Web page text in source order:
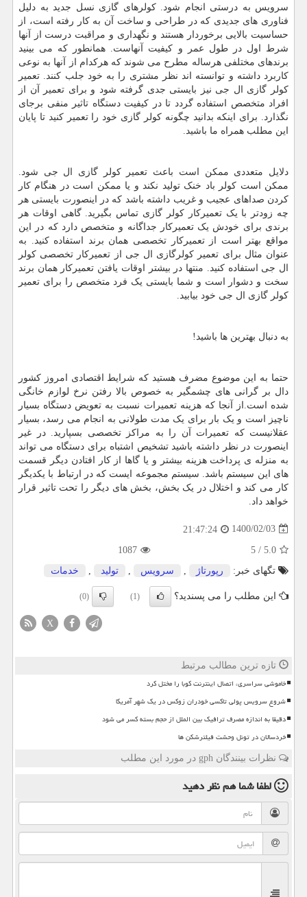
سرویس به درستی انجام شود. کولرهای گازی نسل جدید به دلیل
فناوری های جدیدی که در طراحی و ساخت آن به کار رفته است، از
حساسیت بالایی برخوردار هستند و نگهداری و مراقبت درست از آنها
شرط اول در طول عمر و کیفیت آنهاست. همانطور که می بینید
برندهای مختلفی هرساله مطرح می شوند که هرکدام از آنها به نوعی
کاربرد داشته و توانسته اند نظر مشتری را به خود جلب کنند. تعمیر
کولر گازی ال جی نیز بایستی جدی گرفته شود و برای تعمیر آن از
افراد متخصص استفاده گردد تا در کیفیت دستگاه تاثیر منفی برجای
نگذارد. برای اینکه بدانید چگونه کولر گازی خود را تعمیر کنید تا پایان
این مطلب همراه ما باشید.
دلایل متعددی ممکن است باعث تعمیر کولر گازی ال جی شود.
ممکن است کولر باد خنک تولید نکند و یا ممکن است در هنگام کار
کردن صداهای عجیب و غریب داشته باشد که در اینصورت بایستی هر
چه زودتر با یک تعمیرکار کولر گازی تماس بگیرید. گاهی اوقات هر
برندی برای خودش یک تعمیرکار جداگانه و متخصص دارد که در این
مواقع بهتر است از تعمیرکار تخصصی همان برند استفاده کنید. به
عنوان مثال برای تعمیر کولرگازی ال جی از تعمیرکار تخصصی کولر
ال جی استفاده کنید. منتها در بیشتر اوقات یافتن تعمیرکار همان برند
سخت و دشوار است و شما بایستی یک فرد متخصص را برای تعمیر
کولر گازی ال جی خود بیابید.
به دنبال بهترین ها باشید!
حتما به این موضوع مضرف هستید که شرایط اقتصادی امروز کشور
دال بر گرانی های چشمگیر به خصوص بالا رفتن نرخ لوازم خانگی
شده است.از آنجا که هزینه تعمیرات نسبت به تعویض دستگاه بسیار
ناچیز است و یک بار برای یک مدت طولانی به انجام می رسد، بسیار
عقلانیست که تعمیرات آن را به مراکز تخصصی بسپارید. در غیر
اینصورت در نظر داشته باشید تشخیص اشتباه برای دستگاه می تواند
به منزله ی پرداخت هزینه بیشتر و یا گاها از کار افتادن دیگر قسمت
های این سیستم باشد. سیستم مجموعه ایست که در ارتباط با یکدیگر
کار می کند و اختلال در یک بخش، بخش های دیگر را تحت تاثیر قرار
خواهد داد.
1400/02/03
21:47:24
5.0
/
5
1087
تگهای خبر:
رپورتاژ , سرویس , تولید , خدمات
این مطلب را می پسندید؟ (1)
(0)
X
تازه ترین مطالب مرتبط
خاموشی سراسری، اتصال اینترنت کوبا را مختل کرد
شروع سرویس پولی تاکسی خودران زوکس در یک شهر آمریکا
دقیقا به اندازه مصرف ترافیک بین الملل از حجم بسته کسر می شود
خردسالان در تونل وحشت فیلترشکن ها
نظرات بینندگان gph در مورد این مطلب
لطفا شما همنظر دهید